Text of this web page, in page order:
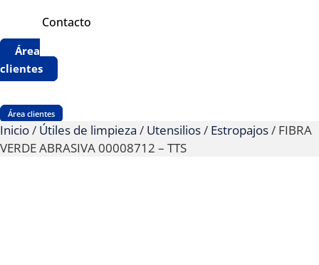
Contacto
Área
clientes
Área clientes
Inicio/ Útiles de limpieza / Utensilios/ Estropajos/ FIBRA
VERDE ABRASIVA 00008712 – TTS